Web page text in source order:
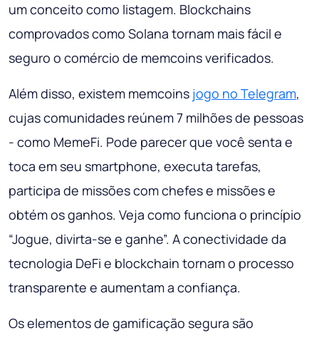
um conceito como listagem. Blockchains
comprovados como Solana tornam mais fácil e
seguro o comércio de memcoins verificados.
Além disso, existem memcoins jogo no Telegram,
cujas comunidades reúnem 7 milhões de pessoas
- como MemeFi. Pode parecer que você senta e
toca em seu smartphone, executa tarefas,
participa de missões com chefes e missões e
obtém os ganhos. Veja como funciona o princípio
“Jogue, divirta-se e ganhe”. A conectividade da
tecnologia DeFi e blockchain tornam o processo
transparente e aumentam a confiança.
Os elementos de gamificação segura são